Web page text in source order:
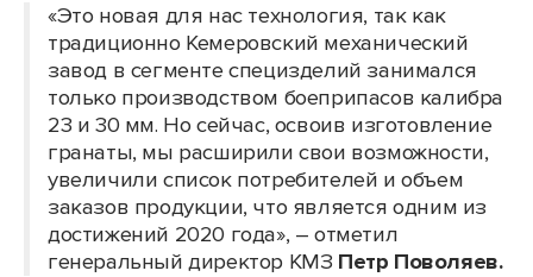
«Это новая для нас технология, так как
традиционно Кемеровский механический
завод в сегменте специзделий занимался
только производством боеприпасов калибра
23 и 30 мм. Но сейчас, освоив изготовление
гранаты, мы расширили свои возможности,
увеличили список потребителей и объем
заказов продукции, что является одним из
достижений 2020 года», – отметил
генеральный директор КМЗ Петр Поволяев.